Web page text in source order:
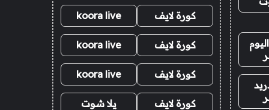
كورة لايف koora live
كورة لايف koora live
كورة لايف koora live
كورة لايف يلا شوت